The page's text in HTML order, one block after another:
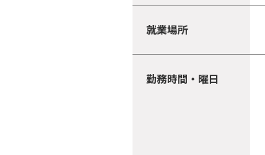
就業場所
勤務時間・曜日